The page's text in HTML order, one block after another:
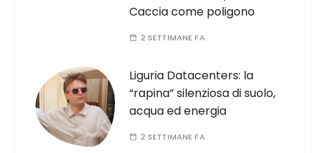
Caccia come poligono
2 SETTIMANE FA
Liguria Datacenters: la
“rapina” silenziosa di suolo,
acqua ed energia
2 SETTIMANE FA